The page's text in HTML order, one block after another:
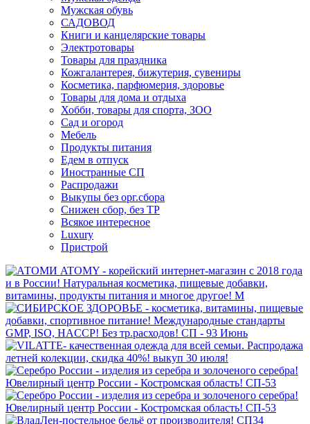
Мужская обувь
САДОВОД
Книги и канцелярские товары
Электротовары
Товары для праздника
Кожгалантерея, бижутерия, сувениры
Косметика, парфюмерия, здоровье
Товары для дома и отдыха
Хобби, товары для спорта, ЗОО
Сад и огород
Мебель
Продукты питания
Едем в отпуск
Иностранные СП
Распродажи
Выкупы без орг.сбора
Снижен сбор, без ТР
Всякое интересное
Luxury
Пристрой